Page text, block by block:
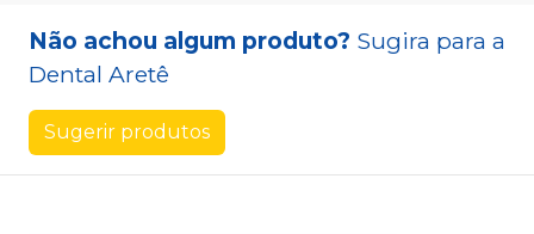
Não achou algum produto? Sugira para a
Dental Aretê
Sugerir produtos